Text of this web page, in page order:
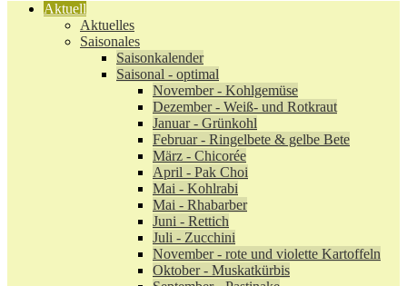
Aktuell
Aktuelles
Saisonales
Saisonkalender
Saisonal - optimal
November - Kohlgemüse
Dezember - Weiß- und Rotkraut
Januar - Grünkohl
Februar - Ringelbete & gelbe Bete
März - Chicorée
April - Pak Choi
Mai - Kohlrabi
Mai - Rhabarber
Juni - Rettich
Juli - Zucchini
November - rote und violette Kartoffeln
Oktober - Muskatkürbis